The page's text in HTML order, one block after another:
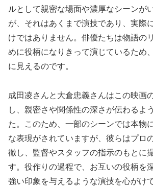
ルとして親密な場面や濃厚なシーンが
が、それはあくまで演技であり、実際
けではありません。俳優たちは物語の
めに役柄になりきって演じているため
に見えるのです。
成田凌さんと大倉忠義さんはこの映画
し、親密さや関係性の深さが伝わるよ
た。このため、一部のシーンでは本物
な表現がされていますが、彼らはプロ
徹し、監督やスタッフの指示のもとに
す。役作りの過程で、お互いの役柄を
強い印象を与えるような演技を心がけ